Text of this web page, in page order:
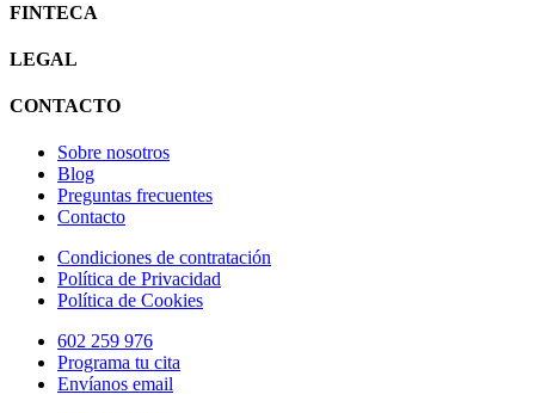
FINTECA
LEGAL
CONTACTO
Sobre nosotros
Blog
Preguntas frecuentes
Contacto
Condiciones de contratación
Política de Privacidad
Política de Cookies
602 259 976
Programa tu cita
Envíanos email